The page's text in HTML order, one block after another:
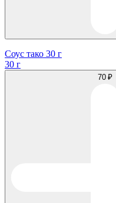
Соус тако 30 г
30 г
70 ₽